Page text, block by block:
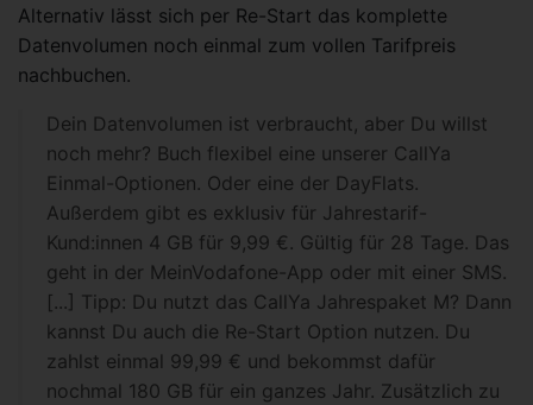
Alternativ lässt sich per Re-Start das komplette
Datenvolumen noch einmal zum vollen Tarifpreis
nachbuchen.
Dein Datenvolumen ist verbraucht, aber Du willst
noch mehr? Buch flexibel eine unserer CallYa
Einmal-Optionen. Oder eine der DayFlats.
Außerdem gibt es exklusiv für Jahrestarif-
Kund:innen 4 GB für 9,99 €. Gültig für 28 Tage. Das
geht in der MeinVodafone-App oder mit einer SMS.
[...] Tipp: Du nutzt das CallYa Jahrespaket M? Dann
kannst Du auch die Re-Start Option nutzen. Du
zahlst einmal 99,99 € und bekommst dafür
nochmal 180 GB für ein ganzes Jahr. Zusätzlich zu